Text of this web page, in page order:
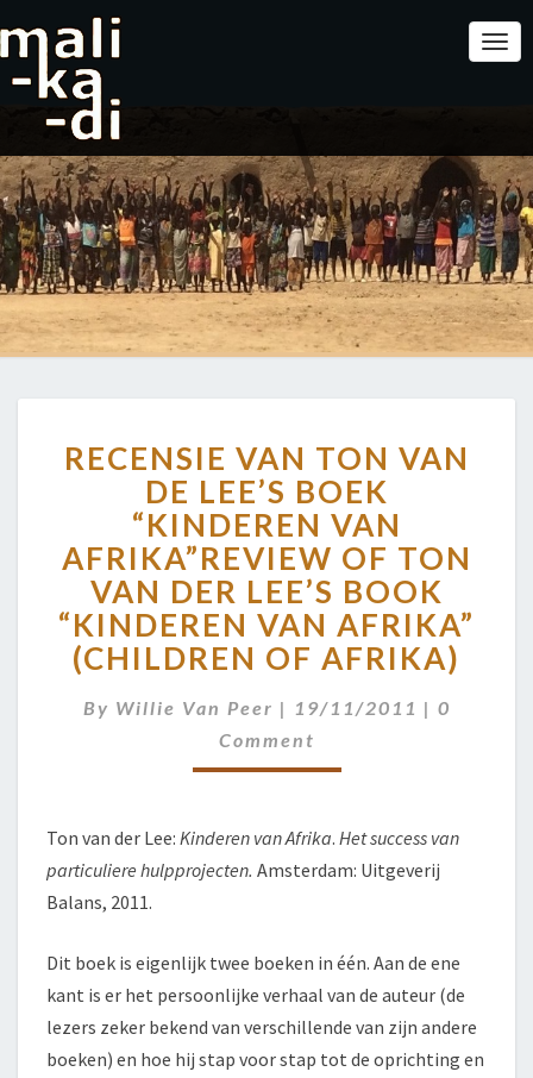
VAN
TON
VAN
DE
LEE’S
BOEK
“KINDEREN
VAN
AFRIKA”REVIEW
TON
VAN
DER
“KINDEREN
VAN
OF
RECENSIE VAN TON VAN
DE LEE’S BOEK
“KINDEREN VAN
AFRIKA”REVIEW OF TON
VAN DER LEE’S BOOK
“KINDEREN VAN AFRIKA”
(CHILDREN OF AFRIKA)
By Willie Van Peer | 19/11/2011 | 0
Comment
Ton van der Lee: Kinderen van Afrika. Het success van
particuliere hulpprojecten. Amsterdam: Uitgeverij
Balans, 2011.
Dit boek is eigenlijk twee boeken in één. Aan de ene
kant is er het persoonlijke verhaal van de auteur (de
lezers zeker bekend van verschillende van zijn andere
boeken) en hoe hij stap voor stap tot de oprichting en